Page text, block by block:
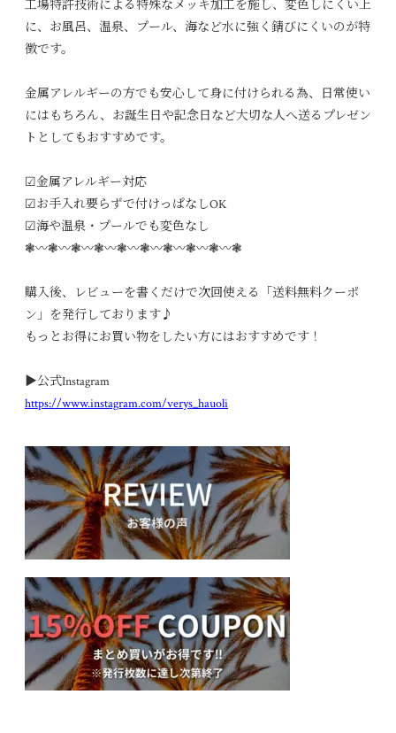
工場特許技術による特殊なメッキ加工を施し、変色しにくい上
に、お風呂、温泉、プール、海など水に強く錆びにくいのが特
徴です。
金属アレルギーの方でも安心して身に付けられる為、日常使い
にはもちろん、お誕生日や記念日など大切な人へ送るプレゼン
トとしてもおすすめです。
☑︎金属アレルギー対応
☑︎お手入れ要らずで付けっぱなしOK
☑︎海や温泉・プールでも変色なし
❃〰︎❃〰︎❃〰︎❃〰︎❃〰︎❃〰︎❃〰︎❃〰︎❃〰︎❃
購入後、レビューを書くだけで次回使える「送料無料クーポ
ン」を発行しております♪
もっとお得にお買い物をしたい方にはおすすめです！
▶︎公式Instagram
https://www.instagram.com/verys_hauoli